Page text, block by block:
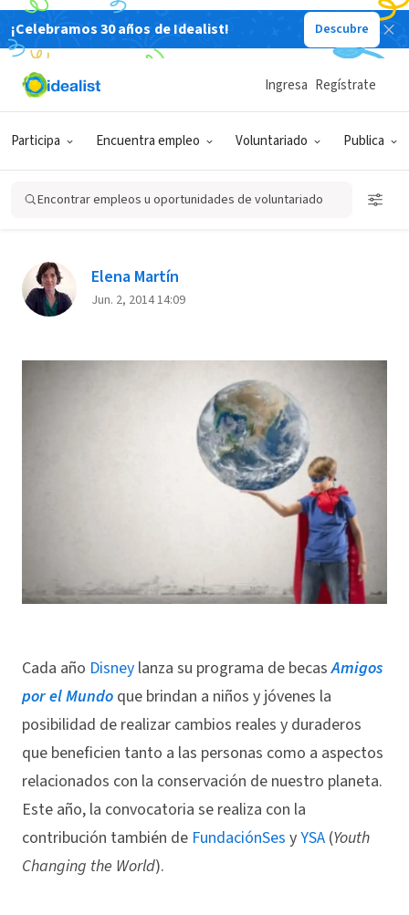
¡Celebramos 30 años de Idealist! Descubre
Participa Encuentra empleo Voluntariado Publica
Ingresa Regístrate
Encontrar empleos u oportunidades de voluntariado
Back
50 becas de 500 USD para
proyectos de voluntariado en
América Latina
Elena Martín
Jun. 2, 2014 14:09
Cada año Disney lanza su programa de becasAmigos
por el Mundo que brindan a niños y jóvenes la
posibilidad de realizar cambios reales y duraderos
que beneficien tanto a las personas como a aspectos
relacionados con la conservación de nuestro planeta.
Este año, la convocatoria se realiza con la
contribución también de FundaciónSes yYSA (Youth
Changing the World).